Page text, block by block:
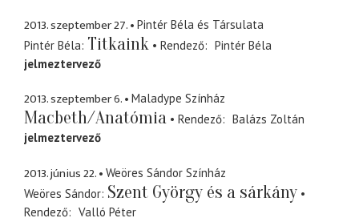
2013. szeptember 27.
Pintér Béla és Társulata
Pintér Béla Titkaink Rendező
Pintér Béla
jelmeztervező
2013. szeptember 6. Maladype Színház
Macbeth/Anatómia Rendező
Balázs Zoltán
jelmeztervező
2013. június 22.
Weöres Sándor Színház
Weöres Sándor Szent György és a sárkány
Rendező
Valló Péter